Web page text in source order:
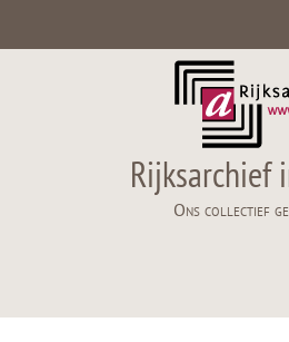
Rijksarchief
Ons collectief